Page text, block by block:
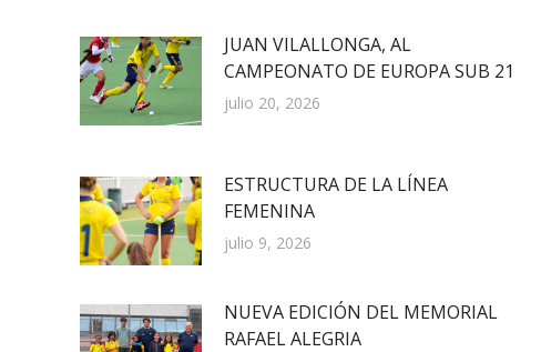
JUAN VILALLONGA, AL
CAMPEONATO DE EUROPA SUB 21
julio 20, 2026
ESTRUCTURA DE LA LÍNEA
FEMENINA
julio 9, 2026
NUEVA EDICIÓN DEL MEMORIAL
RAFAEL ALEGRIA